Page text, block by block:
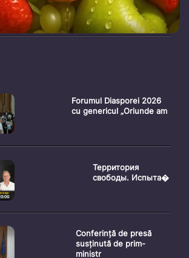
Forumul Diasporei 2026
cu genericul „Oriunde am
Территория
свободы. Испыта�
Conferință de presă
susținută de prim-
ministr